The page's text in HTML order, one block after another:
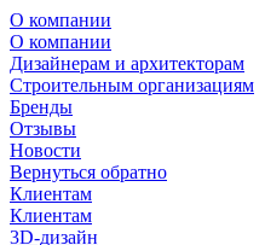
О компании
О компании
Дизайнерам и архитекторам
Строительным организациям
Бренды
Отзывы
Новости
Вернуться обратно
Клиентам
Клиентам
3D-дизайн